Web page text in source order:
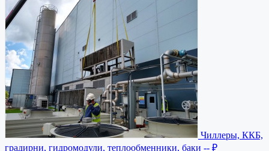
Чиллеры, ККБ,
градирни, гидромодули, теплообменники, баки -- ₽